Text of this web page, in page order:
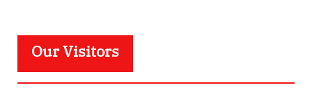
e
b
o
it
te
r
u
u
Our Visitors